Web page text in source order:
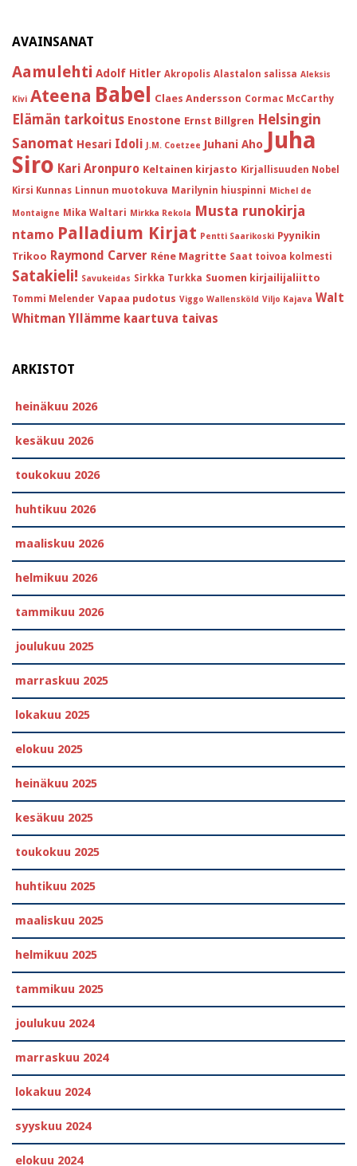
AVAINSANAT
Aamulehti Adolf Hitler Akropolis Alastalon salissa Aleksis
Kivi Ateena Babel Claes Andersson Cormac McCarthy
Elämän tarkoitus Enostone Ernst Billgren Helsingin
Sanomat Hesari Idoli J.M. Coetzee Juhani Aho Juha
Siro Kari Aronpuro Keltainen kirjasto Kirjallisuuden Nobel
Kirsi Kunnas Linnun muotokuva Marilynin hiuspinni Michel de
Montaigne Mika Waltari Mirkka Rekola Musta runokirja
ntamo Palladium Kirjat Pentti Saarikoski Pyynikin
Trikoo Raymond Carver Réne Magritte Saat toivoa kolmesti
Satakieli! Savukeidas Sirkka Turkka Suomen kirjailijaliitto
Tommi Melender Vapaa pudotus Viggo Wallensköld Viljo Kajava Walt
Whitman Yllämme kaartuva taivas
ARKISTOT
heinäkuu 2026
kesäkuu 2026
toukokuu 2026
huhtikuu 2026
maaliskuu 2026
helmikuu 2026
tammikuu 2026
joulukuu 2025
marraskuu 2025
lokakuu 2025
elokuu 2025
heinäkuu 2025
kesäkuu 2025
toukokuu 2025
huhtikuu 2025
maaliskuu 2025
helmikuu 2025
tammikuu 2025
joulukuu 2024
marraskuu 2024
lokakuu 2024
syyskuu 2024
elokuu 2024